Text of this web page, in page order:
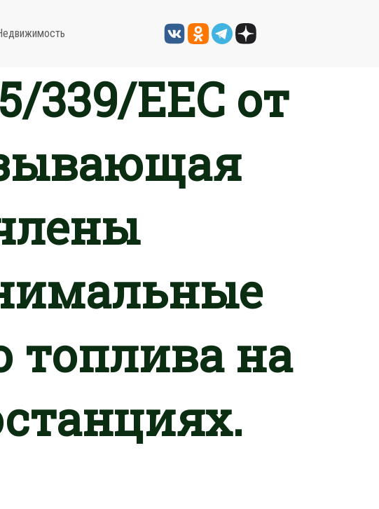
339/EEC от
топлива на